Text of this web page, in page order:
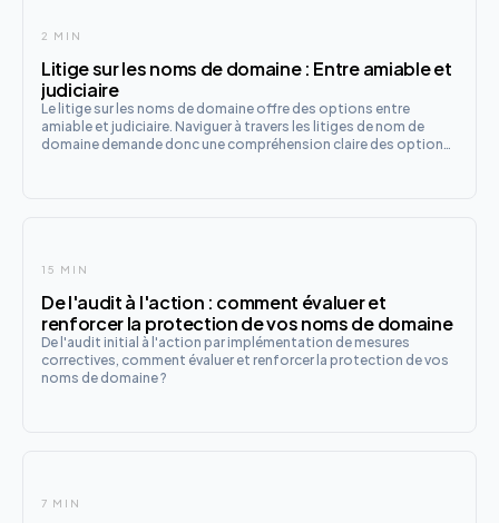
2 MIN
Litige sur les noms de domaine : Entre amiable et
judiciaire
Le litige sur les noms de domaine offre des options entre
amiable et judiciaire. Naviguer à travers les litiges de nom de
domaine demande donc une compréhension claire des options
15 MIN
De l'audit à l'action : comment évaluer et
renforcer la protection de vos noms de domaine
De l'audit initial à l'action par implémentation de mesures
correctives, comment évaluer et renforcer la protection de vos
noms de domaine ?
7 MIN